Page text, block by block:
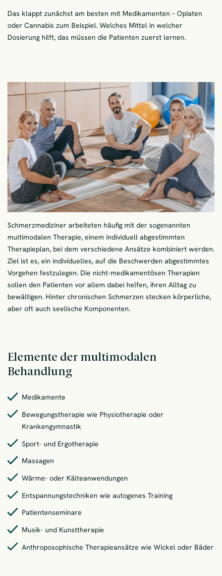
Das klappt zunächst am besten mit Medikamenten – Opiaten
oder Cannabis zum Beispiel. Welches Mittel in welcher
Dosierung hilft, das müssen die Patienten zuerst lernen.
Schmerzmediziner arbeiteten häufig mit der sogenannten
multimodalen Therapie, einem individuell abgestimmten
Therapieplan, bei dem verschiedene Ansätze kombiniert werden.
Ziel ist es, ein individuelles, auf die Beschwerden abgestimmtes
Vorgehen festzulegen. Die nicht-medikamentösen Therapien
sollen den Patienten vor allem dabei helfen, ihren Alltag zu
bewältigen. Hinter chronischen Schmerzen stecken körperliche,
aber oft auch seelische Komponenten.
Elemente der multimodalen
Behandlung
Medikamente
Bewegungstherapie wie Physiotherapie oder
Krankengymnastik
Sport- und Ergotherapie
Massagen
Wärme- oder Kälteanwendungen
Entspannungstechniken wie autogenes Training
Patientenseminare
Musik- und Kunsttherapie
Anthroposophische Therapieansätze wie Wickel oder Bäder